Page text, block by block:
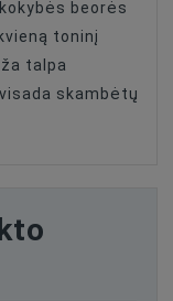
beorės
toninį
talpa
skambėtų